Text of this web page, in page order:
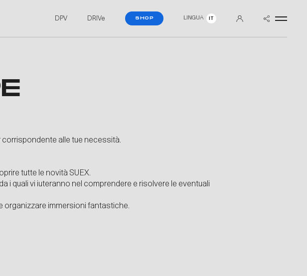
DPV DRIVe SHOP LINGUA
corrispondente alle tue necessità.
tutte le novità SUEX.
i quali vi iuteranno nel comprendere e risolvere le eventuali
organizzare immersioni fantastiche.